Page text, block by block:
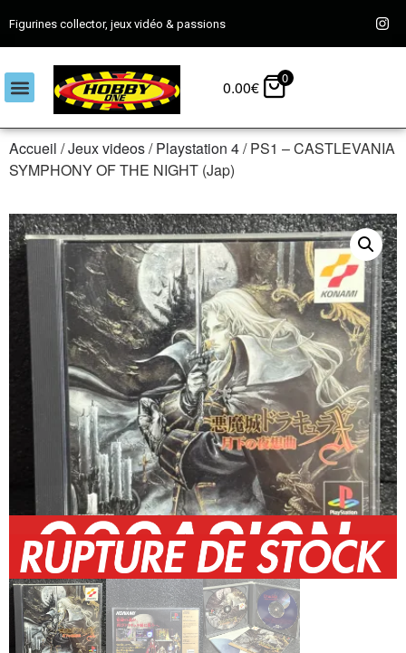
Figurines collector, jeux vidéo & passions
0.00€ 0
Accueil /Jeux videos/Playstation 4/ PS1 – CASTLEVANIA
SYMPHONY OF THE NIGHT (Jap)